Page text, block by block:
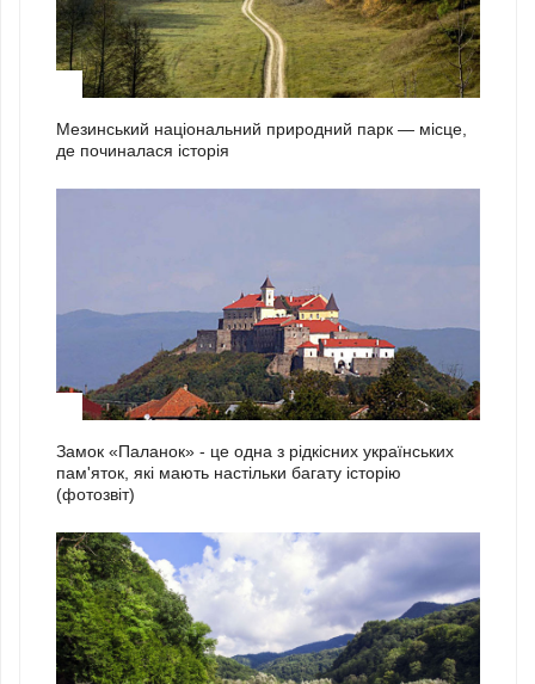
Мезинський національний природний парк — місце,
де починалася історія
Замок «Паланок» - це одна з рідкісних українських
пам'яток, які мають настільки багату історію
(фотозвіт)